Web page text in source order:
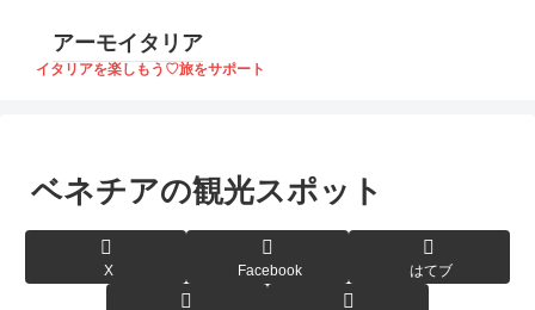
アーモイタリア
イタリアを楽しもう♡旅をサポート
ベネチアの観光スポット
X Facebook はてブ